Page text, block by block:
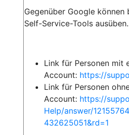
Gegenüber Google
Self-Service-Tools ausüben.
Link für Personen mit
Account: https://
Link für Personen
Account: https://
Help/answer/
432625051&rd=1